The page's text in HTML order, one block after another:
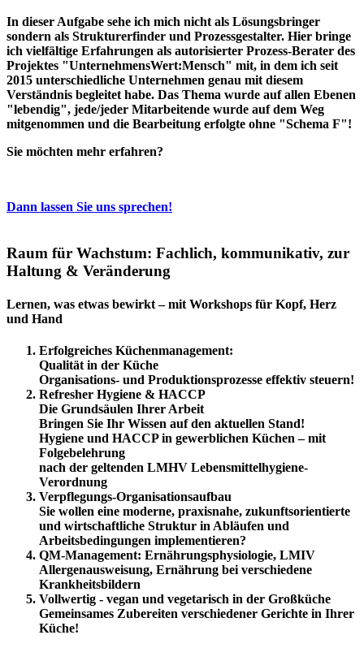
In dieser Aufgabe sehe ich mich nicht als Lösungsbringer
sondern als Strukturerfinder und Prozessgestalter. Hier bringe
ich vielfältige Erfahrungen als autorisierter Prozess-Berater des
Projektes "UnternehmensWert:Mensch" mit, in dem ich seit
2015 unterschiedliche Unternehmen genau mit diesem
Verständnis begleitet habe. Das Thema wurde auf allen Ebenen
"lebendig", jede/jeder Mitarbeitende wurde auf dem Weg
mitgenommen und die Bearbeitung erfolgte ohne "Schema F"!
Sie möchten mehr erfahren?
Dann lassen Sie uns sprechen!
Raum für Wachstum: Fachlich, kommunikativ, zur
Haltung & Veränderung
Lernen, was etwas bewirkt – mit Workshops für Kopf, Herz
und Hand
Erfolgreiches Küchenmanagement:
Qualität in der Küche
Organisations- und Produktionsprozesse effektiv steuern!
Refresher Hygiene & HACCP
Die Grundsäulen Ihrer Arbeit
Bringen Sie Ihr Wissen auf den aktuellen Stand!
Hygiene und HACCP in gewerblichen Küchen – mit
Folgebelehrung
nach der geltenden LMHV Lebensmittelhygiene-
Verordnung
Verpflegungs-Organisationsaufbau
Sie wollen eine moderne, praxisnahe, zukunftsorientierte
und wirtschaftliche Struktur in Abläufen und
Arbeitsbedingungen implementieren?
QM-Management: Ernährungsphysiologie, LMIV
Allergenausweisung, Ernährung bei verschiedene
Krankheitsbildern
Vollwertig - vegan und vegetarisch in der Großküche
Gemeinsames Zubereiten verschiedener Gerichte in Ihrer
Küche!